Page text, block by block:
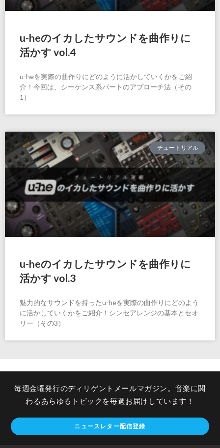
u-heのイカしたサウンドを曲作りに
活かす vol.4
u-heを実際の曲作りにどのように活かしていくかをご紹
介！今回は、シーケンス系パートのアプローチ法（その
1）
チュートリアル
u-heのイカしたサウンドを曲作りに
活かす vol.3
魅力的なサウンドを持ったu-heを実際の曲作りにどのよう
に活かしていくかをご紹介！シンセアレンジの基本とセオ
リー（その3）
毎週金曜発行のディリゲントメールマガジン。音楽に関
わるあらゆるトピックを毎週お届けしています！
ニュースレター配信登録